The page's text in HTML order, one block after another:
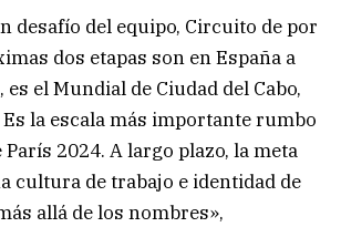
desafío del equipo, Circuito de por
dos etapas son en España a
el Mundial de Ciudad del Cabo,
la escala más importante rumbo
París 2024. A largo plazo, la meta
cultura de trabajo e identidad de
allá de los nombres»,